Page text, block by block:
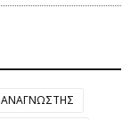
ΑΝΑΓΝΩΣΤΗΣ